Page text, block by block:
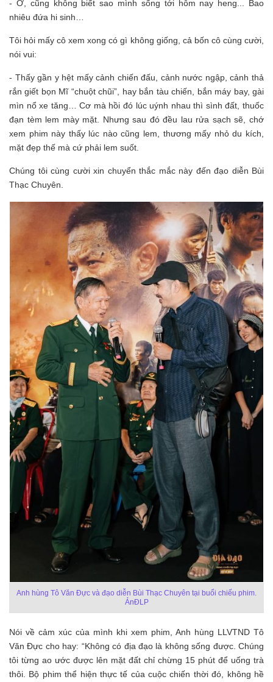
- Ờ, cũng không biết sao mình sống tới hôm nay heng... Bao
nhiêu đứa hi sinh…
Tôi hỏi mấy cô xem xong có gì không giống, cả bốn cô cùng cười,
nói vui:
- Thấy gần y hệt mấy cảnh chiến đấu, cảnh nước ngập, cảnh thả
rắn giết bọn Mĩ “chuột chũi”, hay bắn tàu chiến, bắn máy bay, gài
mìn nổ xe tăng… Cơ mà hồi đó lúc uýnh nhau thì sình đất, thuốc
đạn tèm lem mày mặt. Nhưng sau đó đều lau rửa sạch sẽ, chớ
xem phim này thấy lúc nào cũng lem, thương mấy nhỏ du kích,
mặt đẹp thế mà cứ phải lem suốt.
Chúng tôi cùng cười xin chuyển thắc mắc này đến đạo diễn Bùi
Thạc Chuyên.
Anh hùng Tô Văn Đực và đạo diễn Bùi Thạc Chuyên tại buổi chiếu phim.
ẢnĐLP
Nói về cảm xúc của mình khi xem phim, Anh hùng LLVTND Tô
Văn Đực cho hay: “Không có địa đạo là không sống được. Chúng
tôi từng ao ước được lên mặt đất chỉ chừng 15 phút để uống trà
thôi. Bộ phim thể hiện thực tế của cuộc chiến thời đó, không hề